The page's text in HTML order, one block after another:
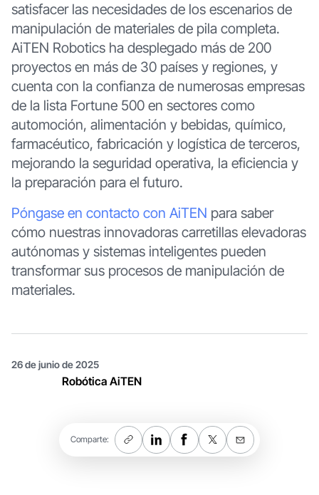
satisfacer las necesidades de los escenarios de
manipulación de materiales de pila completa.
AiTEN Robotics ha desplegado más de 200
proyectos en más de 30 países y regiones, y
cuenta con la confianza de numerosas empresas
de la lista Fortune 500 en sectores como
automoción, alimentación y bebidas, químico,
farmacéutico, fabricación y logística de terceros,
mejorando la seguridad operativa, la eficiencia y
la preparación para el futuro.
Póngase en contacto con AiTEN para saber
cómo nuestras innovadoras carretillas elevadoras
autónomas y sistemas inteligentes pueden
transformar sus procesos de manipulación de
materiales.
26 de junio de 2025
Robótica AiTEN
Comparte: